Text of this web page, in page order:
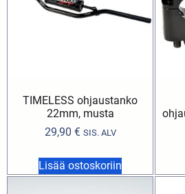
TIMELESS ohjaustanko
22mm, musta
29,90 € SIS. ALV
Lisää ostoskoriin